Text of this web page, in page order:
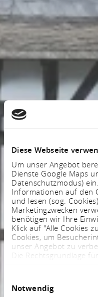
Diese Webseite
Um unser Angebot
Dienste Google Maps
Datenschutzmodus)
Informationen auf den
und lesen (sog.
Marketingzwecken
benötigen wir Ihre
Klick auf "Alle Cookies
Cookies, um
unser Angebot zu
Die Rechtsgrundlage
die Speicherung und
Verarbeitung
lit. a DSGVO.
Notwendig